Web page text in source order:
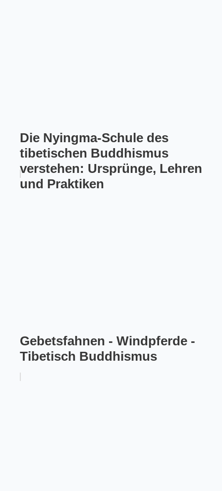
Die Nyingma-Schule des
tibetischen Buddhismus
verstehen: Ursprünge, Lehren
und Praktiken
Gebetsfahnen - Windpferde -
Tibetisch Buddhismus